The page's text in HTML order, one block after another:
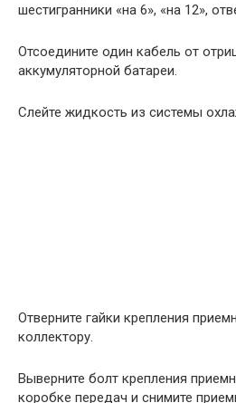
шестигранники «на 6», «на 12»,
Отсоедините один кабель от
аккумуляторной батареи.
Слейте жидкость из системы
Отверните гайки крепления
коллектору.
Выверните болт крепления
коробке передач и снимите